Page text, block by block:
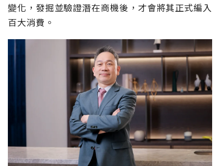
變化，發掘並驗證潛在商機後，才會將其正式編入
百大消費。